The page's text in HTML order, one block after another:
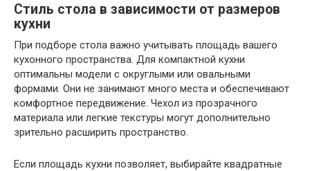
Стиль стола в зависимости от размеров
кухни
При подборе стола важно учитывать площадь вашего
кухонного пространства. Для компактной кухни
оптимальны модели с округлыми или овальными
формами. Они не занимают много места и обеспечивают
комфортное передвижение. Чехол из прозрачного
материала или легкие текстуры могут дополнительно
зрительно расширить пространство.
Если площадь кухни позволяет, выбирайте квадратные